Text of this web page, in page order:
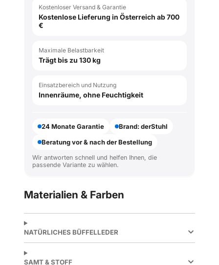
Kostenloser Versand & Garantie
Kostenlose Lieferung in Österreich ab 700
€
Maximale Belastbarkeit
Trägt bis zu 130 kg
Einsatzbereich und Nutzung
Innenräume, ohne Feuchtigkeit
24 Monate Garantie
Brand: derStuhl
Beratung vor & nach der Bestellung
Wir antworten schnell und helfen Ihnen, die
passende Variante zu wählen.
Materialien & Farben
NATÜRLICHES BÜFFELLEDER
SAMT & STOFF